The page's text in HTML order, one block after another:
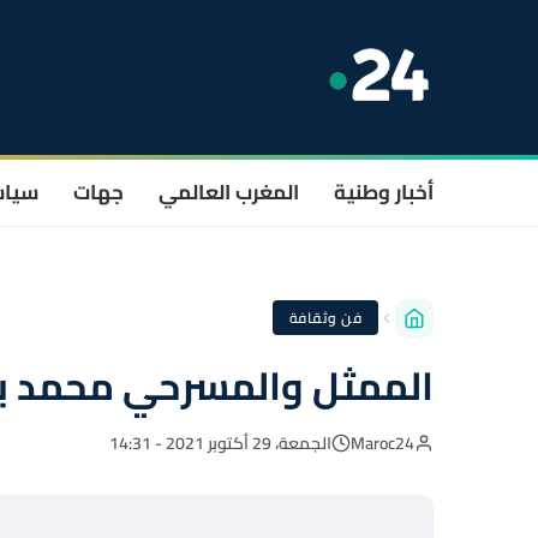
أخبار وطنية المغرب العالمي جهات
فن وثقافة
الممثل والمسرحي محمد
Maroc24 الجمعة، 29 أكتوبر 2021 - 14:31